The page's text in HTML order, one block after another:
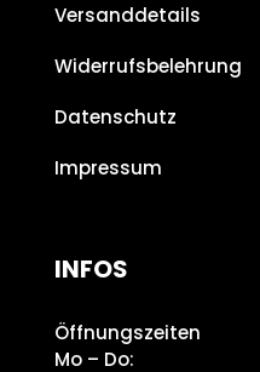
Versanddetails
Widerrufsbelehrung
Datenschutz
Impressum
INFOS
Öffnungszeiten
Mo – Do: